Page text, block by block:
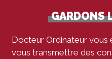
GARDONS
Docteur Ordinateur vous
vous transmettre des